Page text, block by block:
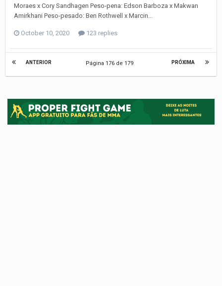
Moraes x Cory Sandhagen Peso-pena: Edson Barboza x Makwan
Amirkhani Peso-pesado: Ben Rothwell x Marcin...
October 10, 2020 123 replies
ANTERIOR PRÓXIMA
Página 176 de 179